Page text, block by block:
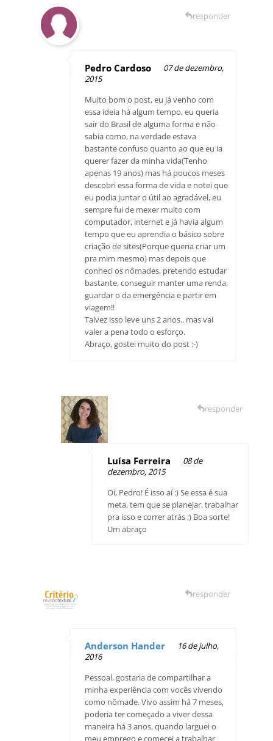
Pedro Cardoso
07 de dezembro,
2015
Muito bom o post, eu já venho com
essa ideia há algum tempo, eu queria
sair do Brasil de alguma forma e não
sabia como, na verdade estava
bastante confuso quanto ao que eu ia
querer fazer da minha vida(Tenho
apenas 19 anos) mas há poucos meses
descobri essa forma de vida e notei que
eu podia juntar o útil ao agradável, eu
sempre fui de mexer muito com
computador, internet e já havia algum
tempo que eu aprendia o básico sobre
criação de sites(Porque queria criar um
pra mim mesmo) mas depois que
conheci os nômades, pretendo estudar
bastante, conseguir manter uma renda,
guardar o da emergência e partir em
viagem!!
Talvez isso leve uns 2 anos.. mas vai
valer a pena todo o esforço.
Abraço, gostei muito do post :-)
responder
Luísa Ferreira
08 de
dezembro, 2015
Oi, Pedro! É isso aí :) Se essa é sua
meta, tem que se planejar, trabalhar
pra isso e correr atrás ;) Boa sorte!
Um abraço
responder
Anderson Hander
16 de julho,
2016
Pessoal, gostaria de compartilhar a
minha experiência com vocês vivendo
como nômade. Vivo assim há 7 meses,
poderia ter começado a viver dessa
maneira há 3 anos, quando larguei o
meu emprego e comecei a trabalhar
responder